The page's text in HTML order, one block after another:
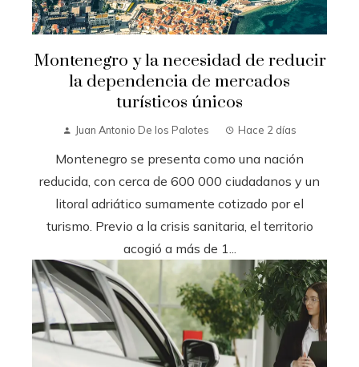
Montenegro y la necesidad de reducir
la dependencia de mercados
turísticos únicos
Juan Antonio De los Palotes Hace 2 días
Montenegro se presenta como una nación
reducida, con cerca de 600 000 ciudadanos y un
litoral adriático sumamente cotizado por el
turismo. Previo a la crisis sanitaria, el territorio
acogió a más de 1...